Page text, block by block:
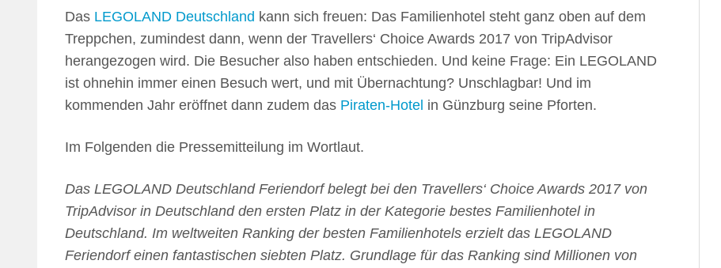
Das LEGOLAND Deutschland kann sich freuen: Das Familienhotel steht ganz oben auf dem
Treppchen, zumindest dann, wenn der Travellers‘ Choice Awards 2017 von TripAdvisor
herangezogen wird. Die Besucher also haben entschieden. Und keine Frage: Ein LEGOLAND
ist ohnehin immer einen Besuch wert, und mit Übernachtung? Unschlagbar! Und im
kommenden Jahr eröffnet dann zudem das Piraten-Hotel in Günzburg seine Pforten.
Im Folgenden die Pressemitteilung im Wortlaut.
Das LEGOLAND Deutschland Feriendorf belegt bei den Travellers‘ Choice Awards 2017 von
TripAdvisor in Deutschland den ersten Platz in der Kategorie bestes Familienhotel in
Deutschland. Im weltweiten Ranking der besten Familienhotels erzielt das LEGOLAND
Feriendorf einen fantastischen siebten Platz. Grundlage für das Ranking sind Millionen von